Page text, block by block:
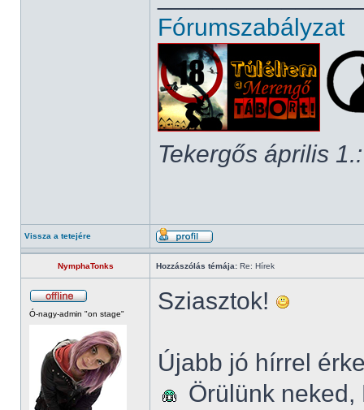
Fórumszabályzat
Tekergős április 1.:
Vissza a tetejére
NymphaTonks Hozzászólás témája: Re: Hírek
Ó-nagy-admin "on stage" Sziasztok!
Újabb jó hírrel
Örülünk neked,